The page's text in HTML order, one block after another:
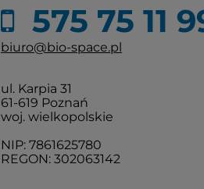
575 75 11
biuro@bio-space.pl
ul. Karpia 31
61-619 Poznań
woj. wielkopolskie
NIP: 7861625780
REGON: 302063142